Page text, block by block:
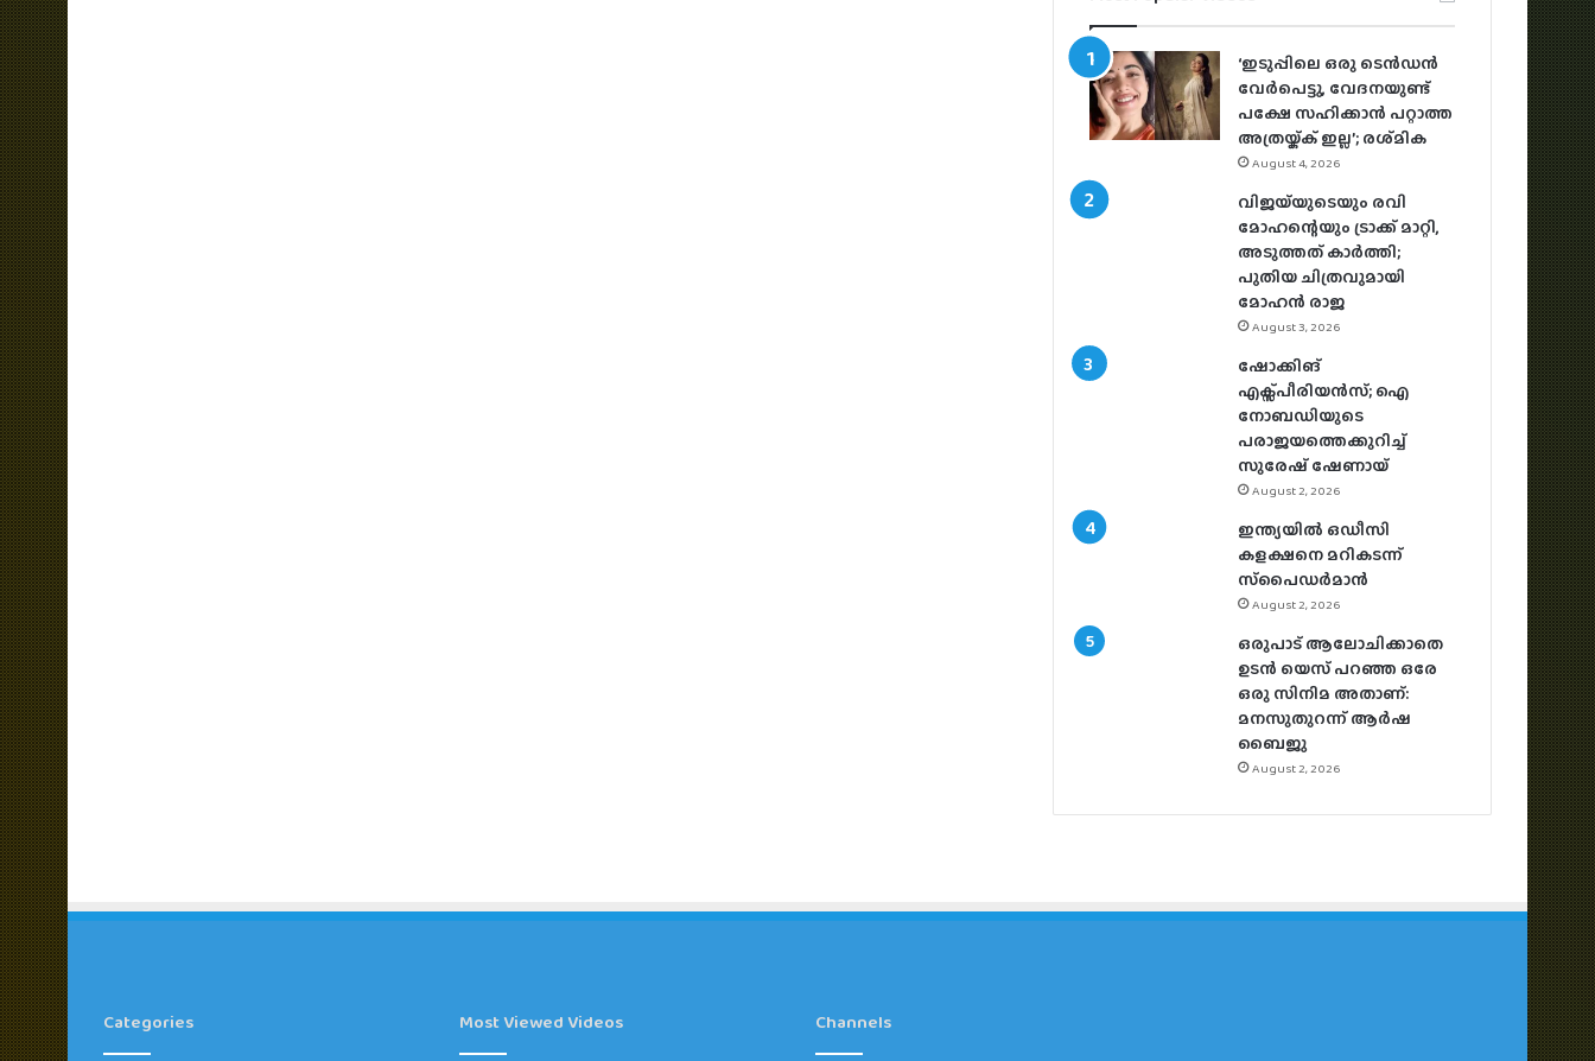
‘ഇടുപ്പിലെ ഒരു ടെൻഡൻ
വേർപെട്ടു, വേദനയുണ്ട്
പക്ഷേ സഹിക്കാൻ പറ്റാത്ത
അത്രയ്ക്ക് ഇല്ല’; രശ്‌മിക
August 4, 2026
വിജയ്‌യുടെയും രവി
മോഹന്റെയും ട്രാക്ക് മാറ്റി,
അടുത്തത് കാർത്തി;
പുതിയ ചിത്രവുമായി
മോഹൻ രാജ
August 3, 2026
ഷോക്കിങ്
എക്സ്പീരിയൻസ്; ഐ
നോബഡിയുടെ
പരാജയത്തെക്കുറിച്ച്
സുരേഷ് ഷേണായ്
August 2, 2026
ഇന്ത്യയിൽ ഒഡീസി
കളക്ഷനെ മറികടന്ന്
സ്‌പൈഡർമാൻ
August 2, 2026
ഒരുപാട് ആലോചിക്കാതെ
ഉടൻ യെസ് പറഞ്ഞ ഒരേ
ഒരു സിനിമ അതാണ്:
മനസുതുറന്ന് ആർഷ
ബൈജു
August 2, 2026
Categories Most Viewed Videos Channels